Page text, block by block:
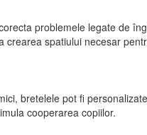
problemele legate de
spatiului necesar
bretelele pot fi
cooperarea copiilor.